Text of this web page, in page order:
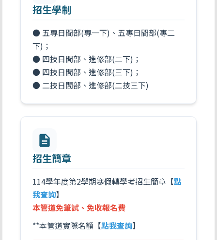
招生學制
● 五專日間部(專一下)、五專日間部(專二
下)；
● 四技日間部、進修部(二下)；
● 四技日間部、進修部(三下)；
● 二技日間部、進修部(二技三下)
description
招生簡章
114學年度第2學期寒假轉學考招生簡章【點
我查詢】
本管道免筆試、免收報名費
**本管道實際名額【點我查詢】